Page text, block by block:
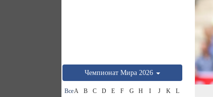
Чемпионат Мира 2026
ВсеA B C D E F G H I J K L